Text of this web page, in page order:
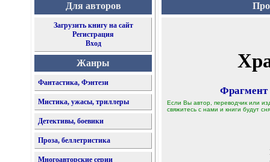
Для авторов
Загрузить книгу на сайт
Регистрация
Вход
Жанры
Фантастика, Фэнтези
Мистика, ужасы, триллеры
Детективы, боевики
Проза, беллетристика
Многоавторские серии
Фрагмент
Если Вы автор, переводчик или
свяжитесь с нами и книги будут